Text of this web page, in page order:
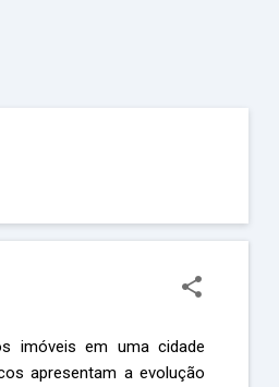
imóveis em uma cidade
apresentam a evolução